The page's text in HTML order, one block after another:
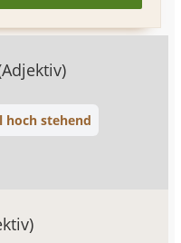
hoch stehend